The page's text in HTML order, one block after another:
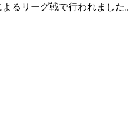
るリーグ戦で行われました。